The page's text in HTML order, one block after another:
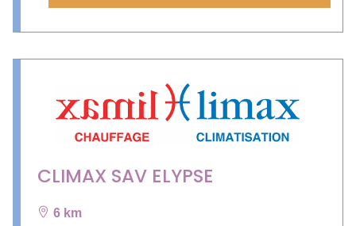
CLIMAX SAV ELYPSE
6 km